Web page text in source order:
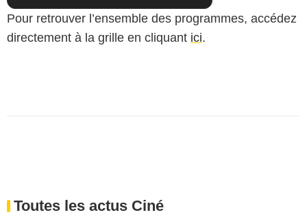
Pour retrouver l’ensemble des programmes, accédez
directement à la grille en cliquant ici.
Toutes les actus Ciné